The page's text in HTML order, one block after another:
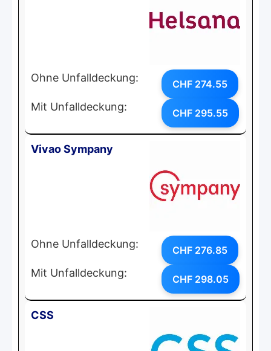
Ohne Unfalldeckung: CHF 274.55
Mit Unfalldeckung: CHF 295.55
Vivao Sympany
Ohne Unfalldeckung: CHF 276.85
Mit Unfalldeckung: CHF 298.05
CSS